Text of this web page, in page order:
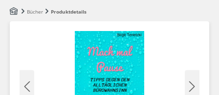
Zum Hauptinhalt springen
Bücher Produktdetails